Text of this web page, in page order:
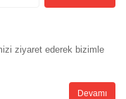
ziyaret ederek bizimle
Devamı